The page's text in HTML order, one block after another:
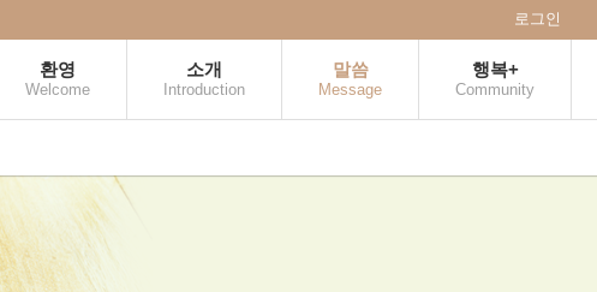
로그인
환영
Welcome
소개
Introduction
말씀
Message
행복+
Community